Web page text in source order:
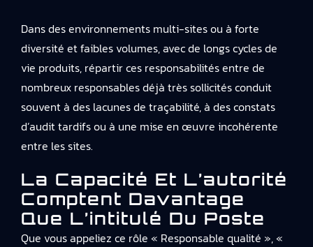
Dans des environnements multi-sites ou à forte
diversité et faibles volumes, avec de longs cycles de
vie produits, répartir ces responsabilités entre de
nombreux responsables déjà très sollicités conduit
souvent à des lacunes de traçabilité, à des constats
d’audit tardifs ou à une mise en œuvre incohérente
entre les sites.
La Capacité Et L’autorité
Comptent Davantage
Que L’intitulé Du Poste
Que vous appeliez ce rôle « Responsable qualité », «